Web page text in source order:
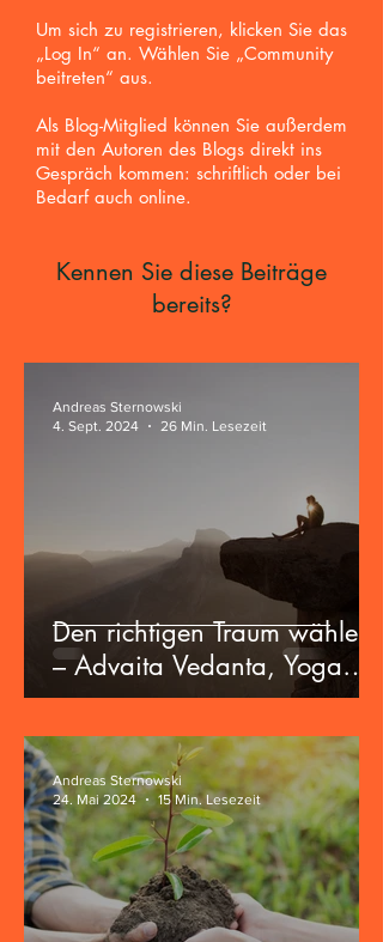
Um sich zu registrieren, klicken Sie das
„Log In“ an. Wählen Sie „Community
beitreten“ aus.
Als Blog-Mitglied können Sie außerdem
mit den Autoren des Blogs direkt ins
Gespräch kommen: schriftlich oder bei
Bedarf auch online.
Kennen Sie diese Beiträge
bereits?
Den richtigen Traum wählen
– Advaita Vedanta, Yoga
und die Zukunft der
Zivilisation
Andreas Sternowski
4. Sept. 2024
26 Min. Lesezeit
Andreas Sternowski
24. Mai 2024
15 Min. Lesezeit